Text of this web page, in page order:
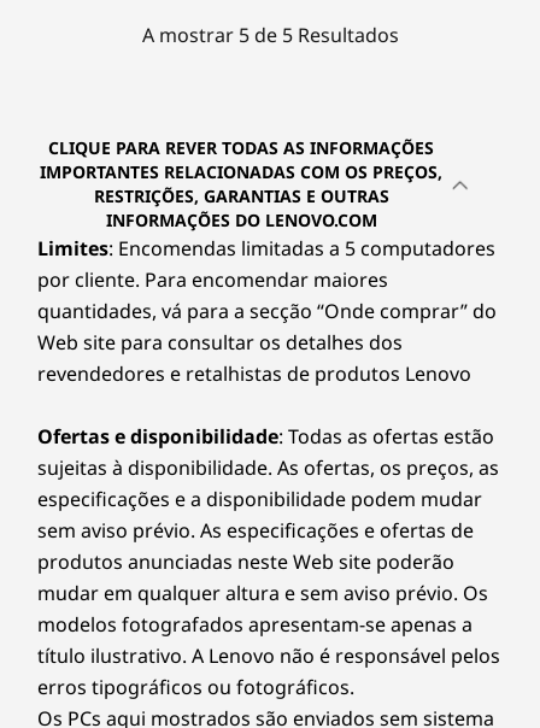
A mostrar 5 de 5 Resultados
CLIQUE PARA REVER TODAS AS INFORMAÇÕES
IMPORTANTES RELACIONADAS COM OS PREÇOS,
RESTRIÇÕES, GARANTIAS E OUTRAS
INFORMAÇÕES DO LENOVO.COM
Limites: Encomendas limitadas a 5 computadores
por cliente. Para encomendar maiores
quantidades, vá para a secção “Onde comprar” do
Web site para consultar os detalhes dos
revendedores e retalhistas de produtos Lenovo
Ofertas e disponibilidade: Todas as ofertas estão
sujeitas à disponibilidade. As ofertas, os preços, as
especificações e a disponibilidade podem mudar
sem aviso prévio. As especificações e ofertas de
produtos anunciadas neste Web site poderão
mudar em qualquer altura e sem aviso prévio. Os
modelos fotografados apresentam-se apenas a
título ilustrativo. A Lenovo não é responsável pelos
erros tipográficos ou fotográficos.
Os PCs aqui mostrados são enviados sem sistema